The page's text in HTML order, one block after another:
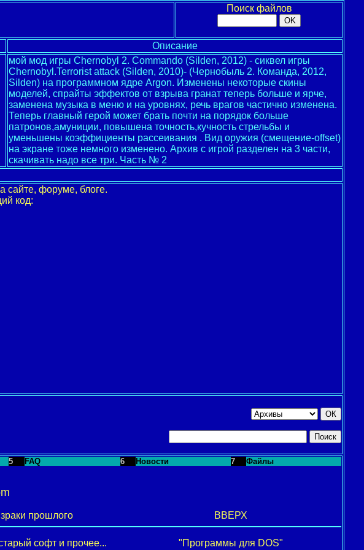
Поиск файлов
Описание
мой мод игры Chernobyl 2. Commando (Silden, 2012) - cиквел игры
Chernobyl.Terrorist attack (Silden, 2010)- (Чернобыль 2. Команда, 2012,
Silden) на программном ядре Argon. Изменены некоторые скины
моделей, спрайты эффектов от взрыва гранат теперь больше и ярче,
заменена музыка в меню и на уровнях, речь врагов частично изменена.
Теперь главный герой может брать почти на порядок больше
патронов,амуниции, повышена точность,кучность стрельбы и
уменьшены коэффициенты рассеивания . Вид оружия (смещение-offset)
на экране тоже немного изменено. Архив с игрой разделен на 3 части,
скачивать надо все три. Часть № 2
сайте, форуме, блоге.
код:
5 FAQ 6 Новости 7 Файлы
прошлого ВВЕРХ
софт и прочее... "Программы для DOS"